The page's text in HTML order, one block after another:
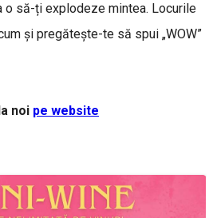
o să-ți explodeze mintea. Locurile
și pregătește-te să spui „WOW”
noi pe website